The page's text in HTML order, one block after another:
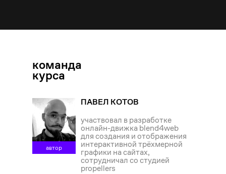
команда
курса
ПАВЕЛ КОТОВ
автор
участвовал в разработке
онлайн-движка blend4web
для создания и отображения
интерактивной трёхмерной
графики на сайтах,
сотрудничал со студией
propellers